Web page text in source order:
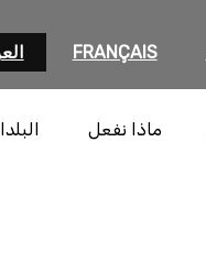
FRANÇAIS
ماذا نفعل